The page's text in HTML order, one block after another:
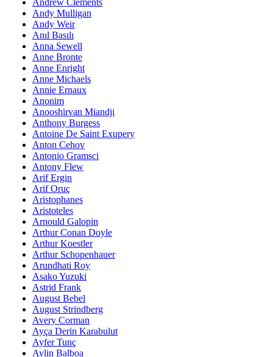
Andrew Clements
Andy Mulligan
Andy Weir
Anıl Basılı
Anna Sewell
Anne Bronte
Anne Enright
Anne Michaels
Annie Ernaux
Anonim
Anooshirvan Miandji
Anthony Burgess
Antoine De Saint Exupery
Anton Cehov
Antonio Gramsci
Antony Flew
Arif Ergin
Arif Oruç
Aristophanes
Aristoteles
Arnould Galopin
Arthur Conan Doyle
Arthur Koestler
Arthur Schopenhauer
Arundhati Roy
Asako Yuzuki
Astrid Frank
August Bebel
August Strindberg
Avery Corman
Ayça Derin Karabulut
Ayfer Tunç
Aylin Balboa